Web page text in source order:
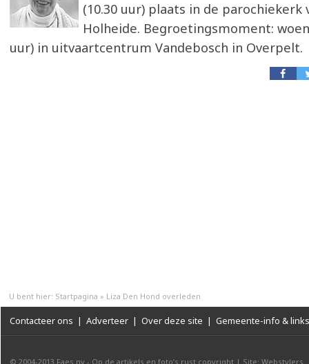
(10.30 uur) plaats in de parochiekerk
Holheide. Begroetingsmoment:
uur) in uitvaartcentrum Vandebosch in Overpelt.
U bent hier: Startpagina » Liza Den Hond overleden
Contacteer ons | Adverteer | Over deze site | Gemeente-info & links
© 2004-2013 Faes nv - Op de artikels en foto’s rust copyright | Site: Webstylers